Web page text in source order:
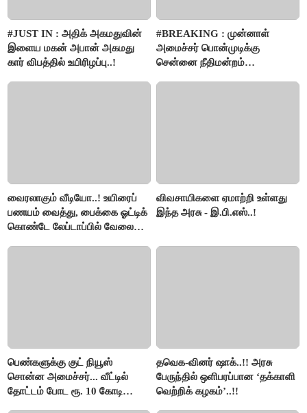
#JUST IN : அதிக் அகமதுவின்
இளைய மகன் அபான் அகமது
கார் விபத்தில் உயிரிழப்பு..!
#BREAKING : முன்னாள்
அமைச்சர் பொன்முடிக்கு
சென்னை நீதிமன்றம்
வைரலாகும் வீடியோ..! உயிரைப்
பணயம் வைத்து, பைக்கை ஓட்டிக்
கொண்டே லேப்டாப்பில் வேலை
விவசாயிகளை ஏமாற்றி உள்ளது
இந்த அரசு - இ.பி.எஸ்..!
பெண்களுக்கு குட் நியூஸ்
சொன்ன அமைச்சர்... வீட்டில்
தோட்டம் போட ரூ. 10 கோடி
தவெக-வினர் ஷாக்..!! அரசு
பேருந்தில் ஒளிபரப்பான ‘தக்காளி
வெற்றிக் கழகம்’..!!